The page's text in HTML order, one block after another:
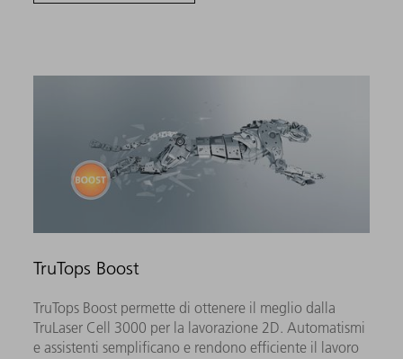
TruTops Boost
TruTops Boost permette di ottenere il meglio dalla
TruLaser Cell 3000 per la lavorazione 2D. Automatismi
e assistenti semplificano e rendono efficiente il lavoro